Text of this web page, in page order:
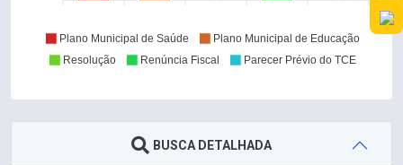
Plano Municipal de Saúde
Plano Municipal de Educação
Resolução
Renúncia Fiscal Parecer Prévio do TCE
BUSCA DETALHADA